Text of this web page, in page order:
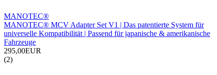
MANOTEC®
MANOTEC® MCV Adapter Set V1 | Das patentierte System für
universelle Kompatibilität | Passend für japanische & amerikanische
Fahrzeuge
295,00EUR
(2)